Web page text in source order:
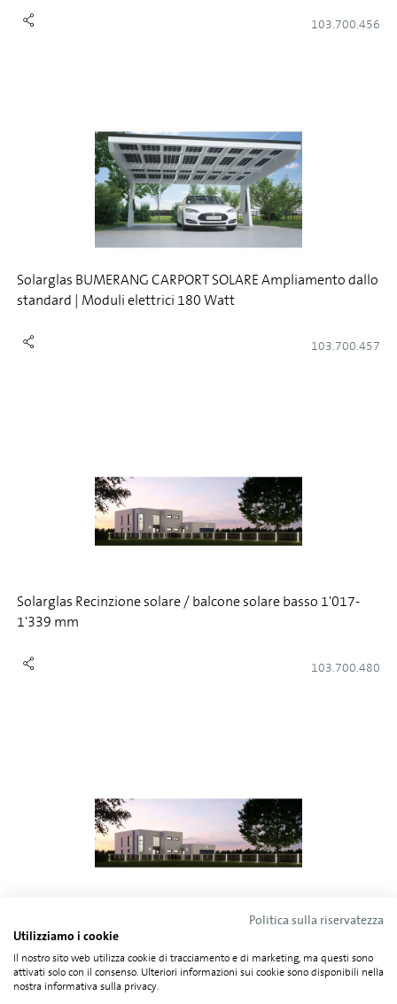
103.700.456
Solarglas BUMERANG CARPORT SOLARE Ampliamento dallo
standard | Moduli elettrici 180 Watt
103.700.457
Solarglas Recinzione solare / balcone solare basso 1'017-
1'339 mm
103.700.480
Solarglas Recinzione solare / balcone solare alto 1'500 -
1'822 mm
Politica sulla riservatezza
Utilizziamo i cookie
Il nostro sito web utilizza cookie di tracciamento e di marketing, ma questi sono
attivati solo con il consenso. Ulteriori informazioni sui cookie sono disponibili nella
nostra informativa sulla privacy.